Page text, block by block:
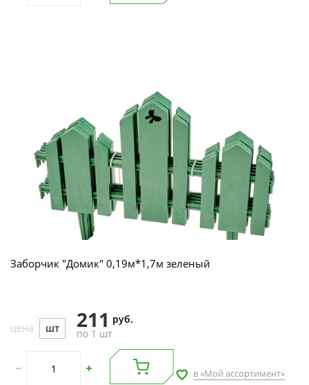
Заборчик "Домик" 0,19м*1,7м зеленый
цена шт 211 руб.
по 1 шт
в «Мой ассортимент»